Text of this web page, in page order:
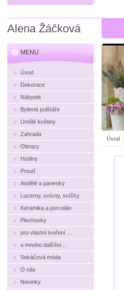
Alena Žáčková
Úvod |
MENU
Úvod
Dekorace
Nábytek
Bylinné polštáře
Umělé květiny
Zahrada
Obrazy
Hodiny
Proutí
Andělé a panenky
Lucerny, svícny, svíčky
Keramika a porcelán
Plechovky
pro vlastní tvoření ...
a mnoho dalšího ...
Sekáčová móda
O nás
Novinky